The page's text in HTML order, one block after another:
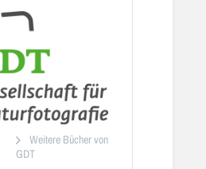
Weitere Bücher von
GDT